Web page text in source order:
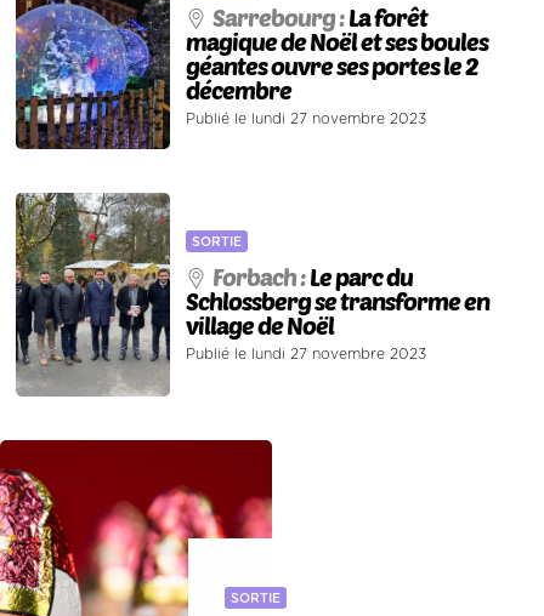
Sarrebourg :La forêt
magique de Noël et ses boules
géantes ouvre ses portes le 2
décembre
Publié le lundi 27 novembre 2023
SORTIE
Forbach :Le parc du
Schlossberg se transforme en
village de Noël
Publié le lundi 27 novembre 2023
SORTIE